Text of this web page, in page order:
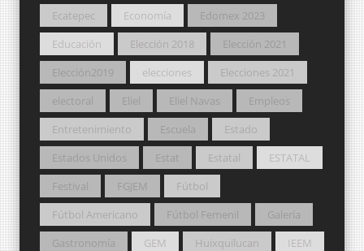
Ecatepec
Economía
Edomex 2023
Educación
Elección 2018
Elección 2021
Elección2019
elecciones
Elecciones 2021
electoral
Eliel Eliel Navas
Empleos
Entretenimiento
Escuela
Estado
Estados Unidos
Estat Estatal
ESTATAL
Festival
FGJEM
Fútbol
Fútbol Americano
Fútbol Femenil
Galería
Gastronomía
GEM Huixquilucan
IEEM